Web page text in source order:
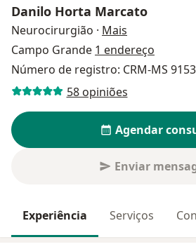
Danilo Horta Marcato
Neurocirurgião · Mais
Campo Grande 1 endereço
Número de registro: CRM-MS 9153
58 opiniões
Agendar
Enviar
Experiência Serviços